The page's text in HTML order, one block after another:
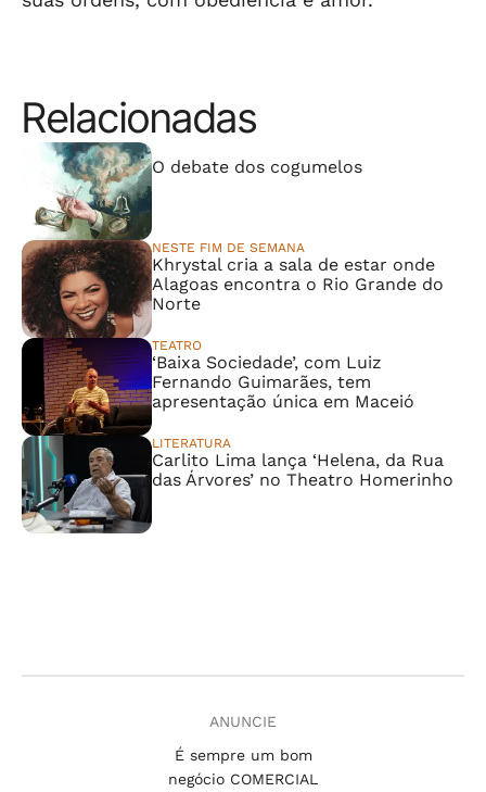
Relacionadas
O debate dos cogumelos
NESTE FIM DE SEMANA
Khrystal cria a sala de estar onde
Alagoas encontra o Rio Grande do
Norte
TEATRO
‘Baixa Sociedade’, com Luiz
Fernando Guimarães, tem
apresentação única em Maceió
LITERATURA
Carlito Lima lança ‘Helena, da Rua
das Árvores’ no Theatro Homerinho
ANUNCIE
É sempre um bom
negócio COMERCIAL